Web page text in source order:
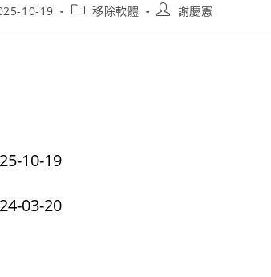
10-19
Post移除軟體
Post謝慶憲
10-19
03-20